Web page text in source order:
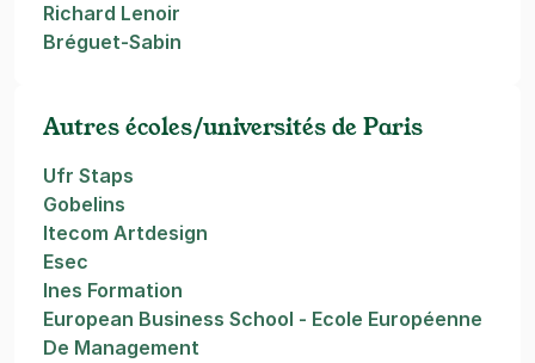
Richard Lenoir
Bréguet-Sabin
Autres écoles/universités de Paris
Ufr Staps
Gobelins
Itecom Artdesign
Esec
Ines Formation
European Business School - Ecole Européenne
De Management